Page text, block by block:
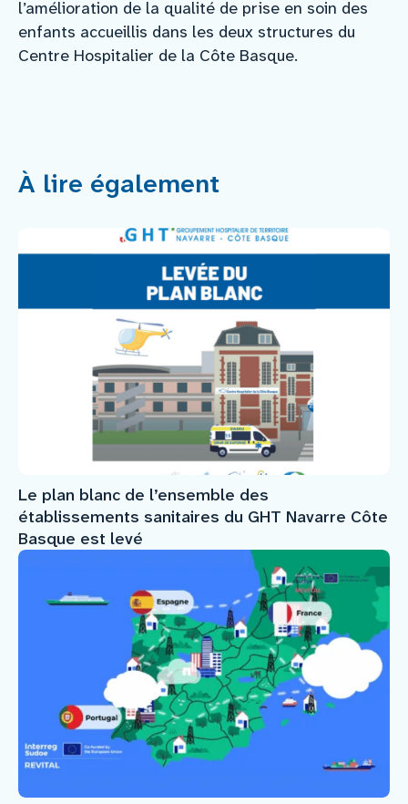
l’amélioration de la qualité de prise en soin des
enfants accueillis dans les deux structures du
Centre Hospitalier de la Côte Basque.
À lire également
Le plan blanc de l’ensemble des
établissements sanitaires du GHT Navarre Côte
Basque est levé